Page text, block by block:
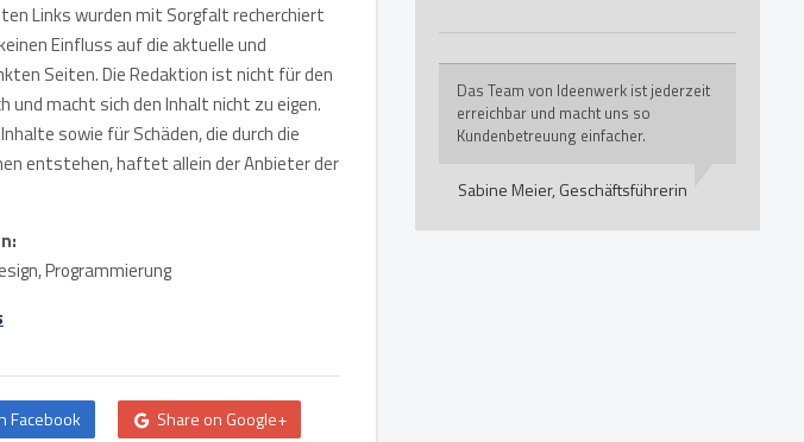
Links wurden mit Sorgfalt recherchiert
Einfluss auf die aktuelle und
Seiten. Die Redaktion ist nicht für den
macht sich den Inhalt nicht zu eigen.
sowie für Schäden, die durch die
entstehen, haftet allein der Anbieter der
Programmierung
Facebook Share on Google+
Das Team von Ideenwerk ist jederzeit
erreichbar und macht uns so
Kundenbetreuung einfacher.
Sabine Meier, Geschäftsführerin